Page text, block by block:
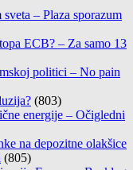
– Plaza sporazum
ECB? – Za samo 13
politici – No pain
(803)
energije – Očigledni
na depozitne olakšice
(805)